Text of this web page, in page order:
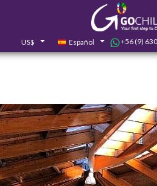
US$ Español +56 (9)